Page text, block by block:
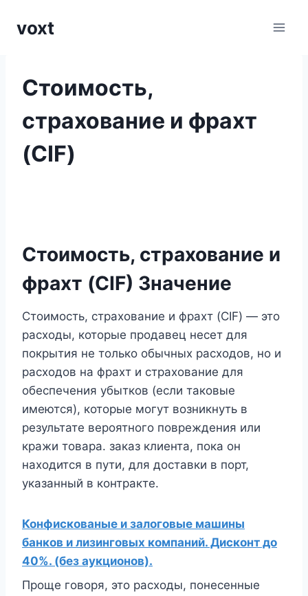
voxt
Стоимость,
страхование и фрахт
(CIF)
Стоимость, страхование и
фрахт (CIF) Значение
Стоимость, страхование и фрахт (CIF) — это
расходы, которые продавец несет для
покрытия не только обычных расходов, но и
расходов на фрахт и страхование для
обеспечения убытков (если таковые
имеются), которые могут возникнуть в
результате вероятного повреждения или
кражи товара. заказ клиента, пока он
находится в пути, для доставки в порт,
указанный в контракте.
Конфискованые и залоговые машины
банков и лизинговых компаний. Дисконт до
40%. (без аукционов).
Проще говоря, это расходы, понесенные